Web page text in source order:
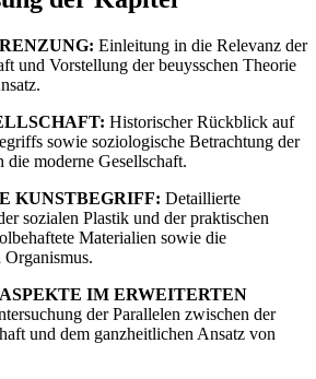
Einleitung in die Relevanz der
und Vorstellung der beuysschen Theorie
Historischer Rückblick auf
sowie soziologische Betrachtung der
moderne Gesellschaft.
KUNSTBEGRIFF: Detaillierte
sozialen Plastik und der praktischen
Materialien sowie die
Organismus.
IM ERWEITERTEN
der Parallelen zwischen der
und dem ganzheitlichen Ansatz von